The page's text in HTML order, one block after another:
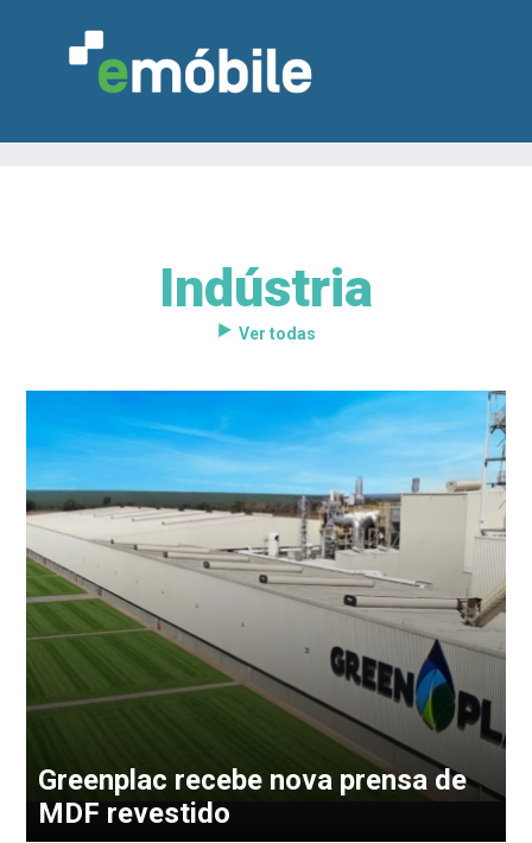
MARCENARIA
DESIGN & DECORAÇÃO
NOTÍCIAS
Indústria
Ver todas
Greenplac recebe nova prensa de
MDF revestido